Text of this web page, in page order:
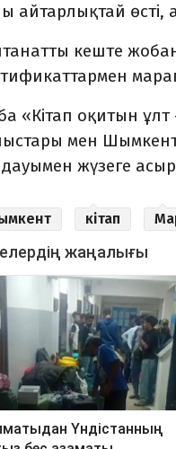
айтарлықтай өсті,
кеште
«Кітап оқитын ұлт
мен Шымкент
жүзеге
кітап